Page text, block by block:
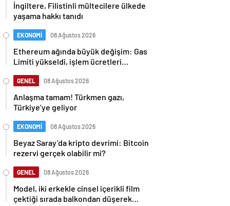
İngiltere, Filistinli mültecilere ülkede
yaşama hakkı tanıdı
EKONOMİ 08 Ağustos 2026
Ethereum ağında büyük değişim: Gas
Limiti yükseldi, işlem ücretleri
GENEL 08 Ağustos 2026
Anlaşma tamam! Türkmen gazı,
Türkiye’ye geliyor
EKONOMİ 08 Ağustos 2026
Beyaz Saray’da kripto devrimi: Bitcoin
rezervi gerçek olabilir mi?
GENEL 08 Ağustos 2026
Model, iki erkekle cinsel içerikli film
çektiği sırada balkondan düşerek